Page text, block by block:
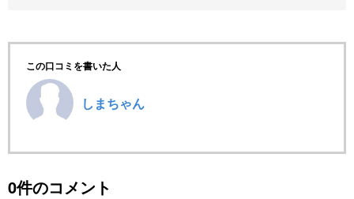
この口コミを書いた人
しまちゃん
0件のコメント